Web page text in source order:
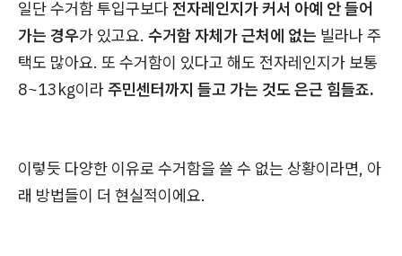
일단 수거함 투입구보다전자레인지가 커서 아예 안 들어
가는 경우가 있고요. 수거함 자체가 근처에 없는 빌라나 주
택도 많아요. 또 수거함이 있다고 해도 전자레인지가 보통
8~13kg이라주민센터까지 들고 가는 것도 은근 힘들죠.
이렇듯 다양한 이유로 수거함을 쓸 수 없는 상황이라면, 아
래 방법들이 더 현실적이에요.